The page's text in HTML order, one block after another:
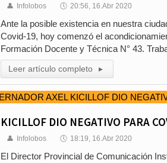
👤 Infolobos 🕔 20:56, 16.Abr 2020
Ante la posible existencia en nuestra
Covid-19, hoy comenzó el
Formación Docente y Técnica N° 43.
Leer artículo completo ▸
KICILLOF DIO NEGATIVO PARA
👤 Infolobos 🕔 18:19, 16.Abr 2020
El Director Provincial de Comunicación